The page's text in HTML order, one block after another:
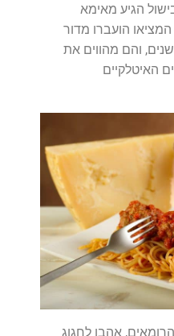
הגיע מאימא
הועברו מדור
והם מהווים את
האיטלקיים
אהבו לחגוג